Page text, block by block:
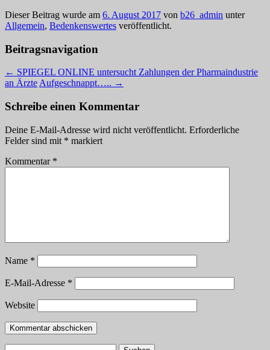
Dieser Beitrag wurde am 6. August 2017 von b26_admin unter
Allgemein, Bedenkenswertes veröffentlicht.
Beitragsnavigation
← SPIEGEL ONLINE untersucht Zahlungen der Pharmaindustrie
an Ärzte Aufgeschnappt….. →
Schreibe einen Kommentar
Deine E-Mail-Adresse wird nicht veröffentlicht. Erforderliche
Felder sind mit * markiert
Kommentar *
Name *
E-Mail-Adresse *
Website